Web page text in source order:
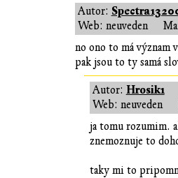
Autor:
Web: neuveden
no ono to má význam
pak jsou to ty samá
Autor: Hrosik1
Web: neuveden
ja tomu rozumim.
znemoznuje to
taky mi to